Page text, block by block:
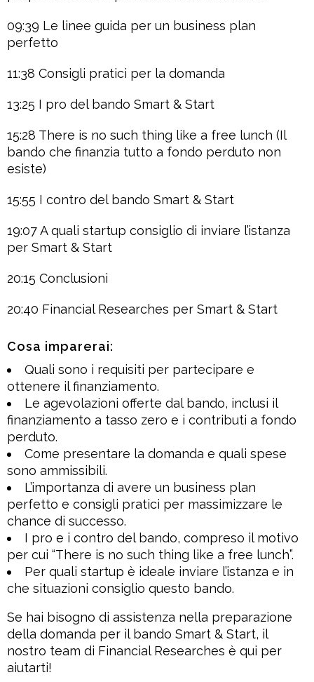
09:39 Le linee guida per un business plan
perfetto
11:38 Consigli pratici per la domanda
13:25 I pro del bando Smart & Start
15:28 There is no such thing like a free lunch (Il
bando che finanzia tutto a fondo perduto non
esiste)
15:55 I contro del bando Smart & Start
19:07 A quali startup consiglio di inviare l’istanza
per Smart & Start
20:15 Conclusioni
20:40 Financial Researches per Smart & Start
Cosa imparerai:
Quali sono i requisiti per partecipare e
ottenere il finanziamento.
Le agevolazioni offerte dal bando, inclusi il
finanziamento a tasso zero e i contributi a fondo
perduto.
Come presentare la domanda e quali spese
sono ammissibili.
L’importanza di avere un business plan
perfetto e consigli pratici per massimizzare le
chance di successo.
I pro e i contro del bando, compreso il motivo
per cui “There is no such thing like a free lunch”.
Per quali startup è ideale inviare l’istanza e in
che situazioni consiglio questo bando.
Se hai bisogno di assistenza nella preparazione
della domanda per il bando Smart & Start, il
nostro team di Financial Researches è qui per
aiutarti!